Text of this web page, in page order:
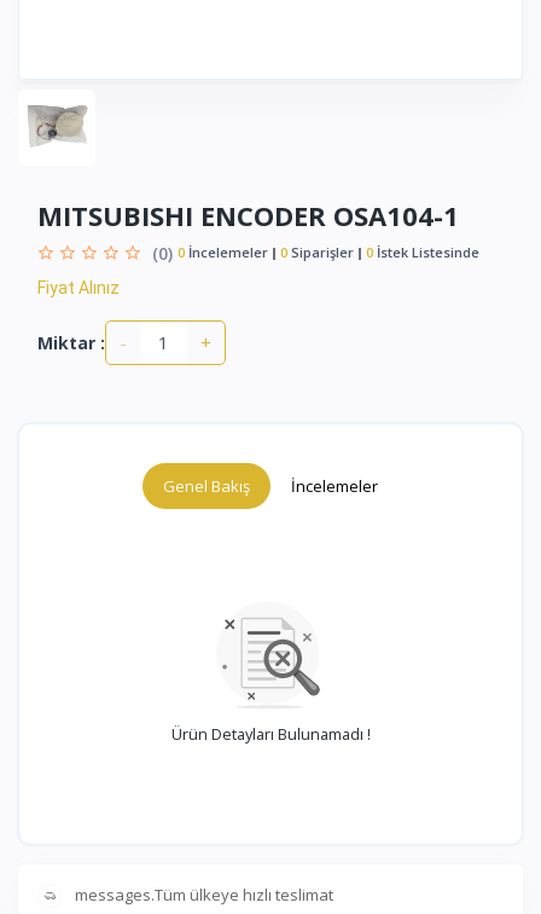
MITSUBISHI ENCODER OSA104-1
(0) 0 İncelemeler 0 Siparişler 0 İstek Listesinde
Fiyat Alınız
Miktar : - +
Genel Bakış İncelemeler
Ürün Detayları Bulunamadı !
messages.Tüm ülkeye hızlı teslimat